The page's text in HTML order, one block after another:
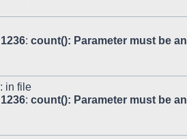
1236: count(): Parameter must be an
: in file
1236: count(): Parameter must be an